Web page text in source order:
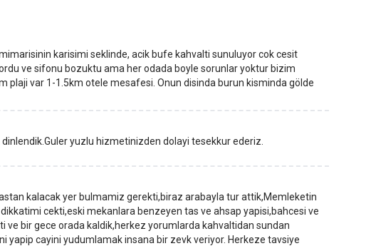
karisimi seklinde, acik bufe kahvalti sunuluyor cok cesit
ve sifonu bozuktu ama her odada boyle sorunlar yoktur bizim
var 1-1.5km otele mesafesi. Onun disinda burun kisminda gölde
yuzlu hizmetinizden dolayi tesekkur ederiz.
kalacak yer bulmamiz gerekti,biraz arabayla tur attik,Memleketin
cekti,eski mekanlara benzeyen tas ve ahsap yapisi,bahcesi ve
bir gece orada kaldik,herkez yorumlarda kahvaltidan sundan
cayini yudumlamak insana bir zevk veriyor. Herkeze tavsiye